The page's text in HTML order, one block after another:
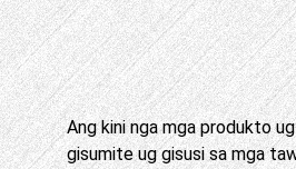
Ang kini nga mga produkto
gisumite ug gisusi sa mga